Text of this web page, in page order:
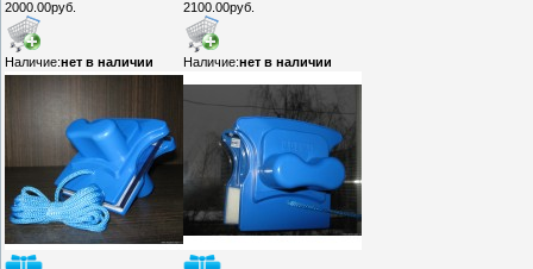
2000.00руб.
Наличие:нет в наличии
2100.00руб.
Наличие:нет в наличии